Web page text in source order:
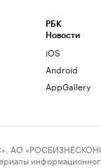
РБК
Новости
iOS
Android
AppGallery
АО